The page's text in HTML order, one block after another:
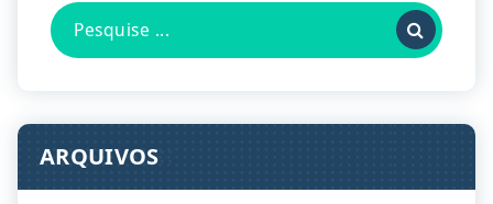
Pesquisa
por:
ARQUIVOS